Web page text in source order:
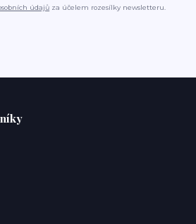
údajů za účelem rozesílky newsletteru.